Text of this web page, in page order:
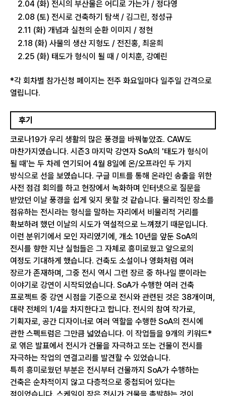
2.04 (화) 전시의 부산물은 어디로 가는가 / 정다영
2.08 (토) 전시로 건축하기 탐색 / 김그린, 정성규
2.11 (화) 개념과 실천의 순환 이미지 / 정현
2.18 (화) 사물의 생산 지형도 / 전진홍, 최윤희
2.25 (화) 태도가 형식이 될 때 / 이치훈, 강예린
*각 회차별 참가신청 페이지는 전주 화요일마다 일주일 간격으로
열립니다.
후기
코로나19가 우리 생활의 많은 풍경을 바꿔놓았죠. CAW도
마찬가지였습니다. 시즌3 마지막 강연자 SoA의 '태도가 형식이
될 때'는 두 차례 연기되어 4월 8일에 온/오프라인 두 가지
방식으로 선을 보였습니다. 구글 미트를 통해 온라인 송출을 위한
사전 점검 회의를 하고 현장에서 녹화하며 인터넷으로 질문을
받았던 이날 풍경을 쉽게 잊지 못할 것 같습니다. 물리적인 장소를
점유하는 전시라는 형식을 말하는 자리에서 비물리적 거리를
확보하려 했던 이날의 시도가 역설적으로 느껴졌기 때문입니다.
이런 분위기에서 모인 자리였기에, 개소 10년을 앞둔 SoA의
전시를 향한 지난 실험들은 그 자체로 흥미로웠고 앞으로의
여정도 기대하게 했습니다. 건축도 소설이나 영화처럼 여러
장르가 존재하며, 그중 전시 역시 그런 장르 중 하나일 뿐이라는
이야기로 강연이 시작되었습니다. SoA가 수행한 여러 건축
프로젝트 중 강연 시점을 기준으로 전시와 관련된 것은 38개이며,
대략 전체의 1/4을 차지한다고 합니다. 전시의 참여 작가로,
기획자로, 공간 디자이너로 여러 역할을 수행한 SoA의 전시에
관한 스펙트럼은 그만큼 넓었습니다. 이 작업들을 9개의 키워드*
로 엮은 발표에서 전시가 건물을 자극하고 또는 건물이 전시를
자극하는 작업의 연결고리를 발견할 수 있었습니다.
특히 흥미로웠던 부분은 전시부터 건물까지 SoA가 수행하는
건축은 순차적이지 않고 다층적으로 중첩되어 있다는